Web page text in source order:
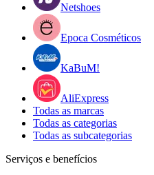
Netshoes
Epoca Cosméticos
KaBuM!
AliExpress
Todas as marcas
Todas as categorias
Todas as subcategorias
Serviços e benefícios